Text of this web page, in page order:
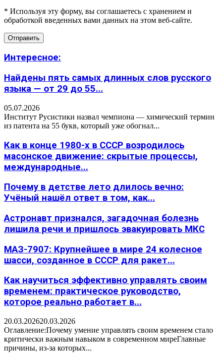
* Используя эту форму, вы соглашаетесь с хранением и
обработкой введенных вами данных на этом веб-сайте.
Интересное:
Найдены пять самых длинных слов русского
языка — от 29 до 55...
05.07.2026
Институт Русистики назвал чемпиона — химический термин
из патента на 55 букв, который уже обогнал...
Как в конце 1980-х в СССР возродилось
масонское движение: скрытые процессы,
международные...
Почему в детстве лето длилось вечно:
Учёный нашёл ответ в том, как...
Астронавт признался, загадочная болезнь
лишила речи и пришлось эвакуировать МКС
МАЗ-7907: Крупнейшее в мире 24 колесное
шасси, созданное в СССР для ракет...
Как научиться эффективно управлять своим
временем: практическое руководство,
которое реально работает в...
20.03.202620.03.2026
Оглавление:Почему умение управлять своим временем стало
критически важным навыком в современном миреГлавные
причины, из-за которых...